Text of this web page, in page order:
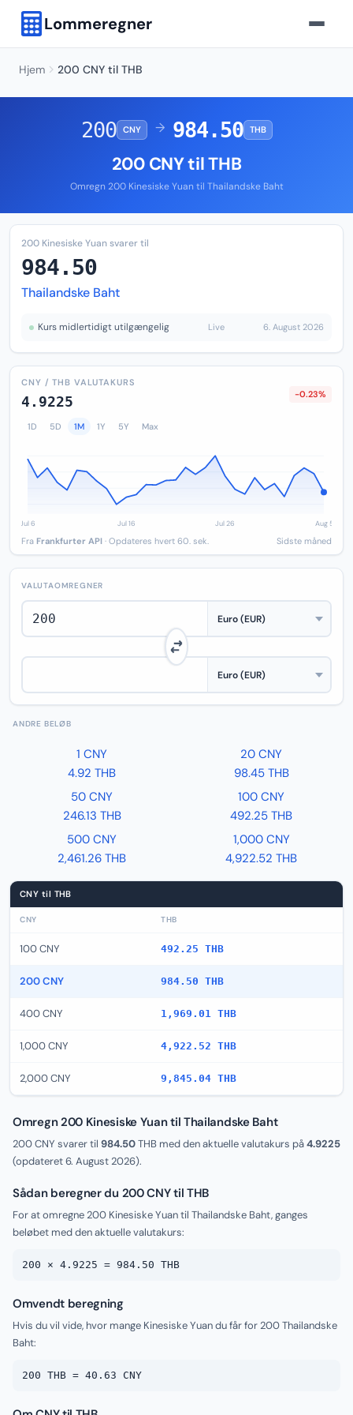
Lommeregner
Hjem 200 CNY til THB
200 CNY → 984.50 THB
200 CNY til THB
Omregn 200 Kinesiske Yuan til Thailandske Baht
200 Kinesiske Yuan svarer til
984.50
Thailandske Baht
Kurs midlertidigt utilgængelig Live 6. August 2026
CNY / THB VALUTAKURS
4.9225 -0.23%
1D 5D 1M 1Y 5Y Max
Fra Frankfurter API · Opdateres hvert 60. sek. Sidste måned
VALUTAOMREGNER
ANDRE BELØB
1 CNY
4.92 THB
20 CNY
98.45 THB
50 CNY
246.13 THB
100 CNY
492.25 THB
500 CNY
2,461.26 THB
1,000 CNY
4,922.52 THB
CNY til THB
CNY THB
100 CNY 492.25 THB
200 CNY 984.50 THB
400 CNY 1,969.01 THB
1,000 CNY 4,922.52 THB
2,000 CNY 9,845.04 THB
Omregn 200 Kinesiske Yuan til Thailandske Baht
200 CNY svarer til 984.50THB med den aktuelle valutakurs på4.9225
(opdateret6. August 2026).
Sådan beregner du 200 CNY til THB
For at omregne 200 Kinesiske Yuan til Thailandske Baht, ganges
beløbet med den aktuelle valutakurs:
200 × 4.9225 = 984.50 THB
Omvendt beregning
Hvis du vil vide, hvor mange Kinesiske Yuan du får for 200 Thailandske
Baht:
200 THB = 40.63 CNY